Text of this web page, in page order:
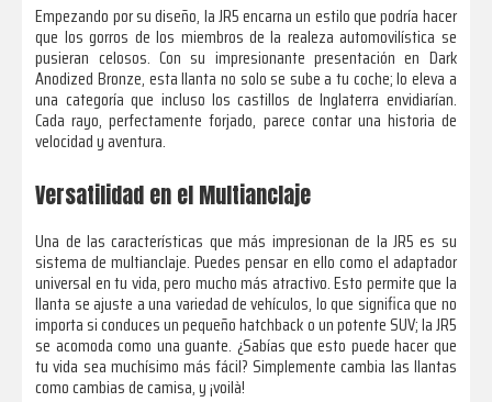
Empezando por su diseño, la JR5 encarna un estilo que podría hacer
que los gorros de los miembros de la realeza automovilística se
pusieran celosos. Con su impresionante presentación en Dark
Anodized Bronze, esta llanta no solo se sube a tu coche; lo eleva a
una categoría que incluso los castillos de Inglaterra envidiarían.
Cada rayo, perfectamente forjado, parece contar una historia de
velocidad y aventura.
Versatilidad en el Multianclaje
Una de las características que más impresionan de la JR5 es su
sistema de multianclaje. Puedes pensar en ello como el adaptador
universal en tu vida, pero mucho más atractivo. Esto permite que la
llanta se ajuste a una variedad de vehículos, lo que significa que no
importa si conduces un pequeño hatchback o un potente SUV; la JR5
se acomoda como una guante. ¿Sabías que esto puede hacer que
tu vida sea muchísimo más fácil? Simplemente cambia las llantas
como cambias de camisa, y ¡voilà!